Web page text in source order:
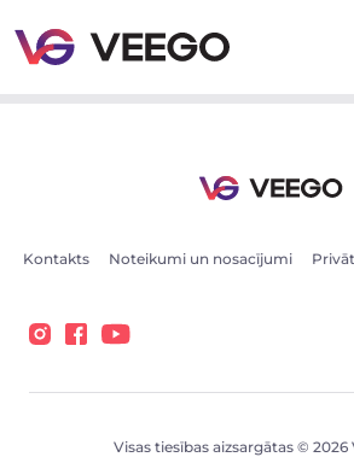
Kontakts Noteikumi un nosacījumi
Visas tiesības aizsargātas © 2026